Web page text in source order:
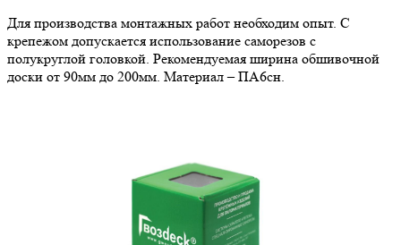
Для производства монтажных работ необходим опыт. С
крепежом допускается использование саморезов с
полукруглой головкой. Рекомендуемая ширина обшивочной
доски от 90мм до 200мм. Материал – ПА6сн.